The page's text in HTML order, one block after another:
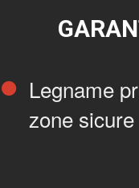
Legname
zone sicure